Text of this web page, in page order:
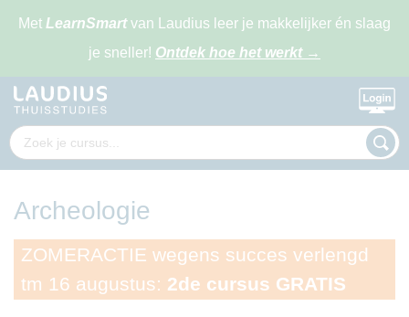
Met LearnSmartvan Laudius leer je makkelijker én slaag
je sneller! Ontdek hoe het werkt →
Archeologie
ZOMERACTIE wegens succes verlengd
tm 16 augustus: 2de cursus GRATIS